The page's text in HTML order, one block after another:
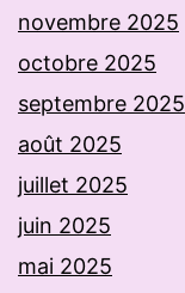
novembre 2025
octobre 2025
septembre 2025
août 2025
juillet 2025
juin 2025
mai 2025